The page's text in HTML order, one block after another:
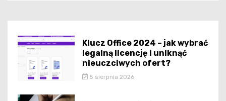
Klucz Office 2024 – jak wybrać
legalną licencję i uniknąć
nieuczciwych ofert?
5 sierpnia 2026